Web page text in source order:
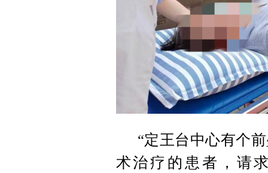
“定王台中心有个
术治疗的患者，请